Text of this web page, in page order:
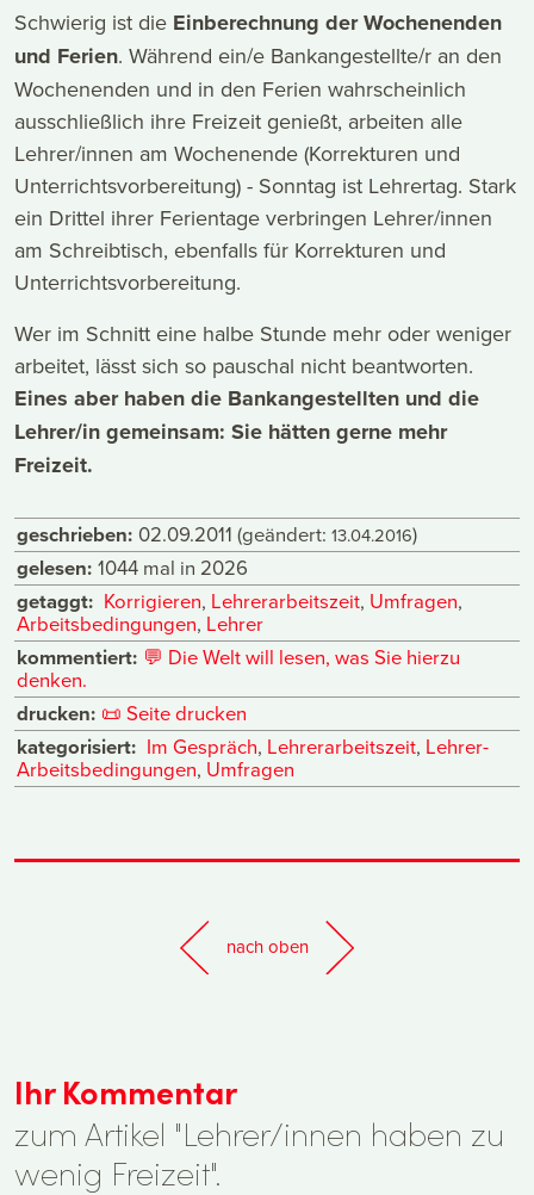
Schwierig ist die Einberechnung der Wochenenden
und Ferien. Während ein/e Bankangestellte/r an den
Wochenenden und in den Ferien wahrscheinlich
ausschließlich ihre Freizeit genießt, arbeiten alle
Lehrer/innen am Wochenende (Korrekturen und
Unterrichtsvorbereitung) - Sonntag ist Lehrertag. Stark
ein Drittel ihrer Ferientage verbringen Lehrer/innen
am Schreibtisch, ebenfalls für Korrekturen und
Unterrichtsvorbereitung.
Wer im Schnitt eine halbe Stunde mehr oder weniger
arbeitet, lässt sich so pauschal nicht beantworten.
Eines aber haben die Bankangestellten und die
Lehrer/in gemeinsam: Sie hätten gerne mehr
Freizeit.
geschrieben: 02.09.2011 (geändert: 13.04.2016)
gelesen: 1044 mal in 2026
getaggt: Korrigieren, Lehrerarbeitszeit, Umfragen,
Arbeitsbedingungen, Lehrer
kommentiert: 💬 Die Welt will lesen, was Sie hierzu
denken.
drucken: 📜 Seite drucken
kategorisiert: Im Gespräch, Lehrerarbeitszeit, Lehrer-
Arbeitsbedingungen, Umfragen
nach oben
Ihr Kommentar
zum Artikel "Lehrer/innen haben zu
wenig Freizeit".